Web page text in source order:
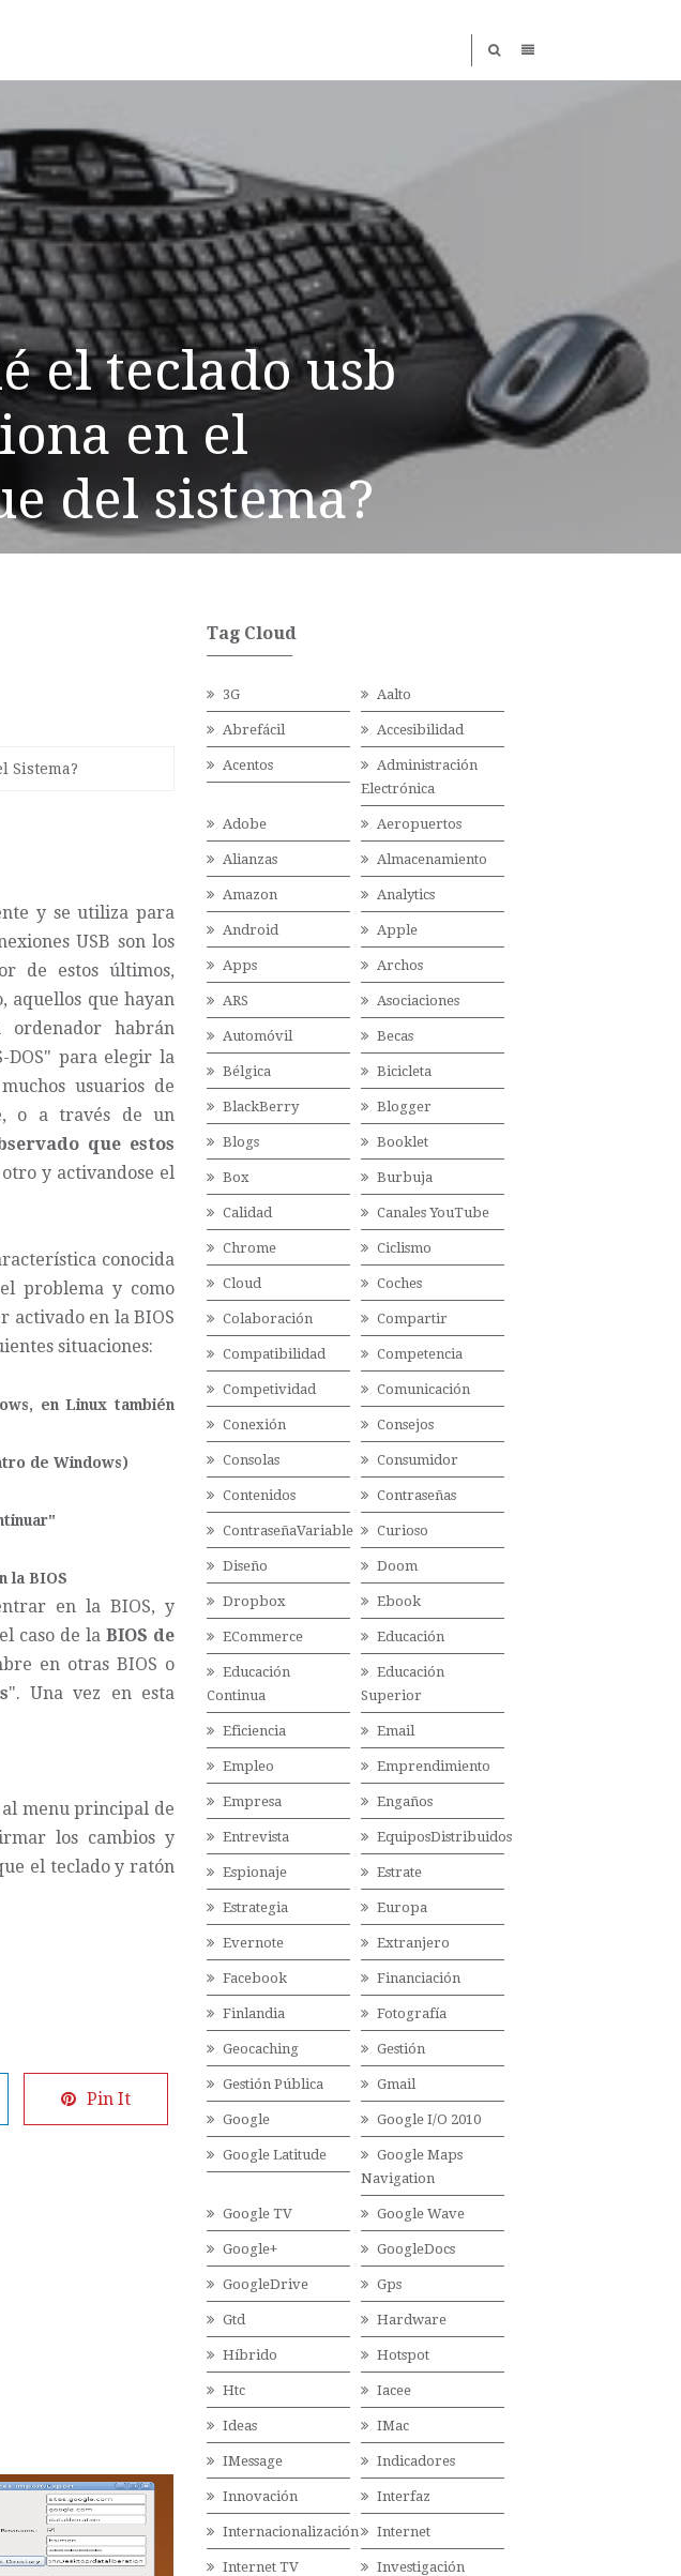
el teclado usb
en el
del sistema?
Sistema?
y se utiliza para
USB son los
de estos últimos,
aquellos que hayan
habrán
DOS" para elegir la
usuarios de
o a través de un
que estos
y activandose el
conocida
problema y como
activado en la BIOS
situaciones:
en Linux también
de Windows)
la BIOS
en la BIOS, y
caso de la BIOS de
en otras BIOS o
". Una vez en esta
menu principal de
los cambios y
el teclado y ratón
Pin It
Tag Cloud
3G Aalto
Abrefácil Accesibilidad
Acentos
Administración
Electrónica
Adobe Aeropuertos
Alianzas Almacenamiento
Amazon Analytics
Android Apple
Apps Archos
ARS Asociaciones
Automóvil Becas
Bélgica Bicicleta
BlackBerry Blogger
Blogs Booklet
Box Burbuja
Calidad Canales YouTube
Chrome Ciclismo
Cloud Coches
Colaboración Compartir
Compatibilidad Competencia
Competividad Comunicación
Conexión Consejos
Consolas Consumidor
Contenidos Contraseñas
ContraseñaVariable Curioso
Diseño Doom
Dropbox Ebook
ECommerce Educación
Educación
Continua
Educación
Superior
Eficiencia Email
Empleo Emprendimiento
Empresa Engaños
Entrevista EquiposDistribuidos
Espionaje Estrate
Estrategia Europa
Evernote Extranjero
Facebook Financiación
Finlandia Fotografía
Geocaching Gestión
Gestión Pública Gmail
Google Google I/O 2010
Google Latitude
Google Maps
Navigation
Google TV Google Wave
Google+ GoogleDocs
GoogleDrive Gps
Gtd Hardware
Híbrido Hotspot
Htc Iacee
Ideas IMac
IMessage Indicadores
Innovación Interfaz
Internacionalización Internet
Internet TV Investigación